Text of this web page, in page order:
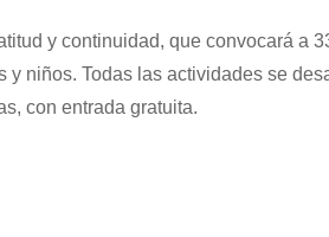
y continuidad, que convocará a
niños. Todas las actividades se
con entrada gratuita.